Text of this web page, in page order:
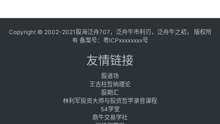
Copyright © 2002-2021股海泛舟707，泛舟牛市利刃，泛舟牛之初， 版权所
有 备案号： 粤ICPxxxxxxxx号
友情链接
股道场
王吉柱哲纳理论
股期汇
林利军投资大师与投资哲学录音课程
54学堂
鼎牛交易学社